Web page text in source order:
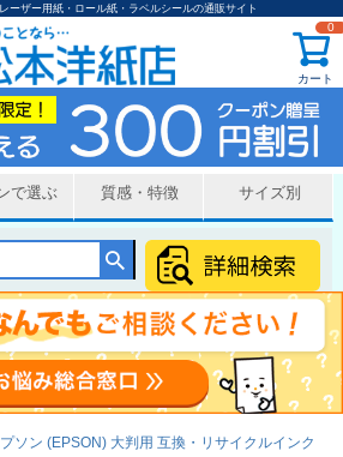
ーザー用紙・ロール紙・ラベルシールの通販サイト
カート
0
で選ぶ 質感・特徴 サイズ別
ソン (EPSON) 大判用 互換・リサイクルインク